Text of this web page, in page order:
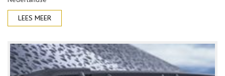
LEES MEER